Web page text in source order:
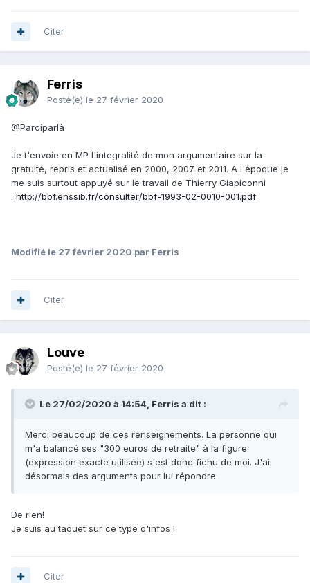
Citer
Ferris
Posté(e) le 27 février 2020
@Parciparlà
Je t'envoie en MP l'integralité de mon argumentaire sur la
gratuité, repris et actualisé en 2000, 2007 et 2011. A l'époque je
me suis surtout appuyé sur le travail de Thierry Giapiconni
: http://bbf.enssib.fr/consulter/bbf-1993-02-0010-001.pdf
Modifié le 27 février 2020 par Ferris
Citer
Louve
Posté(e) le 27 février 2020
Le 27/02/2020 à 14:54, Ferris a dit :
Merci beaucoup de ces renseignements. La personne qui
m'a balancé ses "300 euros de retraite" à la figure
(expression exacte utilisée) s'est donc fichu de moi. J'ai
désormais des arguments pour lui répondre.
De rien!
Je suis au taquet sur ce type d'infos !
Citer